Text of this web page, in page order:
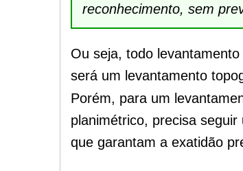
reconhecimento, sem
Ou seja, todo
será um levantamento
Porém, para um
planimétrico, precisa seguir
que garantam a exatidão